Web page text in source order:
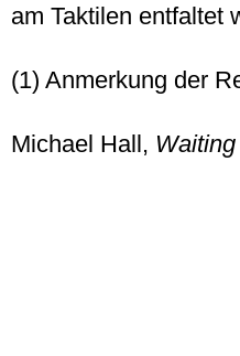
am Taktilen entfaltet
(1) Anmerkung der
Michael Hall,